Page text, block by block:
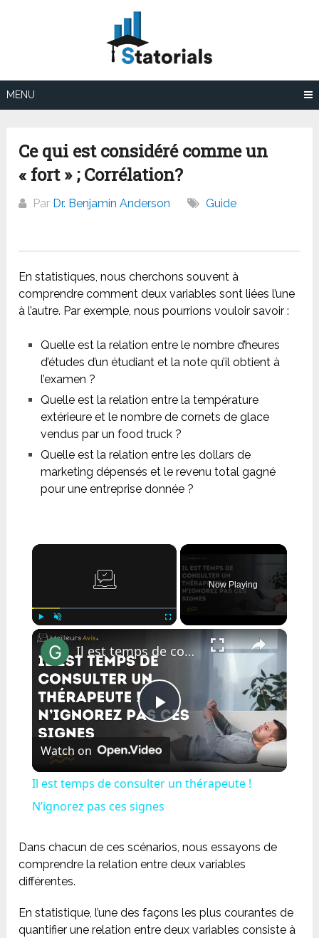
MENU
Ce qui est considéré comme un
« fort » ; Corrélation?
Par Dr. Benjamin Anderson Guide
En statistiques, nous cherchons souvent à
comprendre comment deux variables sont liées l’une
à l’autre. Par exemple, nous pourrions vouloir savoir :
Quelle est la relation entre le nombre d’heures
d’études d’un étudiant et la note qu’il obtient à
l’examen ?
Quelle est la relation entre la température
extérieure et le nombre de cornets de glace
vendus par un food truck ?
Quelle est la relation entre les dollars de
marketing dépensés et le revenu total gagné
pour une entreprise donnée ?
×
Play
Now Playing
×
Play
Video
Il est temps de consulter un thérapeute ! N’ignorez pas ces signes
Watch on
Il est temps de consulter un thérapeute !
N’ignorez pas ces signes
Dans chacun de ces scénarios, nous essayons de
comprendre la relation entre deux variables
différentes.
En statistique, l’une des façons les plus courantes de
quantifier une relation entre deux variables consiste à